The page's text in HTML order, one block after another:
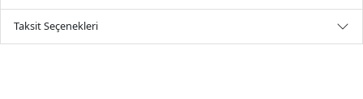
Taksit Seçenekleri